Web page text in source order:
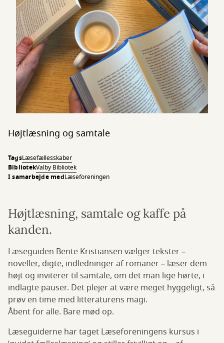
Højtlæsning og samtale
TagsLæsefællesskaber
BibliotekValby Bibliotek
I samarbejde medLæseforeningen
Højtlæsning, samtale og kaffe på
kanden.
Læseguiden Bente Kristiansen vælger tekster –
noveller, digte, indledninger af romaner – læser dem
højt og inviterer til samtale, om det man lige hørte, i
indlagte pauser. Det plejer at være meget hyggeligt, så
prøv en time med litteraturens magi.
Åbent for alle. Bare mød op.
Læseguiderne har taget Læseforeningens kursus i